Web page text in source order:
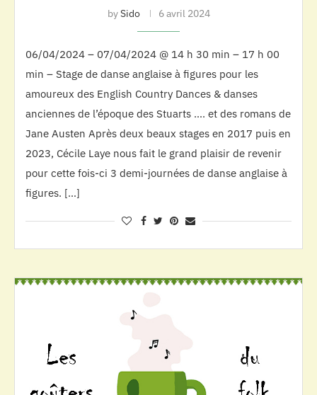
bySido 6 avril 2024
06/04/2024 – 07/04/2024 @ 14 h 30 min – 17 h 00
min – Stage de danse anglaise à figures pour les
amoureux des English Country Dances & danses
anciennes de l’époque des Stuarts …. et des romans de
Jane Austen Après deux beaux stages en 2017 puis en
2023, Cécile Laye nous fait le grand plaisir de revenir
pour cette fois-ci 3 demi-journées de danse anglaise à
figures. […]